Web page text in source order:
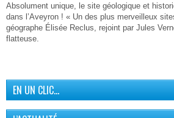
Absolument unique, le site géologique et
dans l’Aveyron ! « Un des plus merveilleux
géographe Élisée Reclus, rejoint par Jules
flatteuse.
EN UN CLIC…